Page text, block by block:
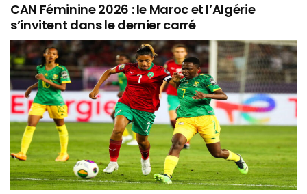
CAN Féminine 2026 : le Maroc et l’Algérie
s’invitent dans le dernier carré